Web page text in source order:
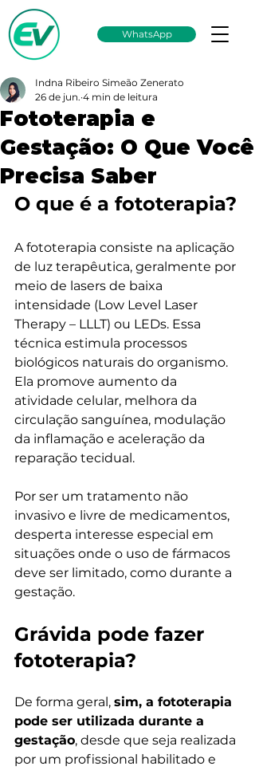
WhatsApp
Fototerapia e
Gestação: O Que Você
Precisa Saber
Indna Ribeiro Simeão Zenerato
26 de jun. 4 min de leitura
O que é a fototerapia?
A fototerapia consiste na aplicação
de luz terapêutica, geralmente por
meio de lasers de baixa
intensidade (Low Level Laser
Therapy – LLLT) ou LEDs. Essa
técnica estimula processos
biológicos naturais do organismo.
Ela promove aumento da
atividade celular, melhora da
circulação sanguínea, modulação
da inflamação e aceleração da
reparação tecidual.
Por ser um tratamento não
invasivo e livre de medicamentos,
desperta interesse especial em
situações onde o uso de fármacos
deve ser limitado, como durante a
gestação.
Grávida pode fazer
fototerapia?
De forma geral, sim, a fototerapia
pode ser utilizada durante a
gestação, desde que seja realizada
por um profissional habilitado e